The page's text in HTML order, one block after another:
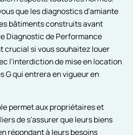
que les diagnostics d'amiante
bâtiments construits avant
Diagnostic de Performance
crucial si vous souhaitez louer
l'interdiction de mise en location
G qui entrera en vigueur en
permet aux propriétaires et
de s'assurer que leurs biens
répondant à leurs besoins